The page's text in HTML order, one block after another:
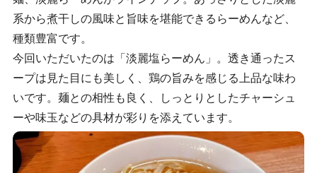
系から煮干しの風味と旨味を堪能できるらーめんなど、
種類豊富です。
今回いただいたのは「淡麗塩らーめん」。透き通ったス
ープは見た目にも美しく、鶏の旨みを感じる上品な味わ
いです。麺との相性も良く、しっとりとしたチャーシュ
ーや味玉などの具材が彩りを添えています。